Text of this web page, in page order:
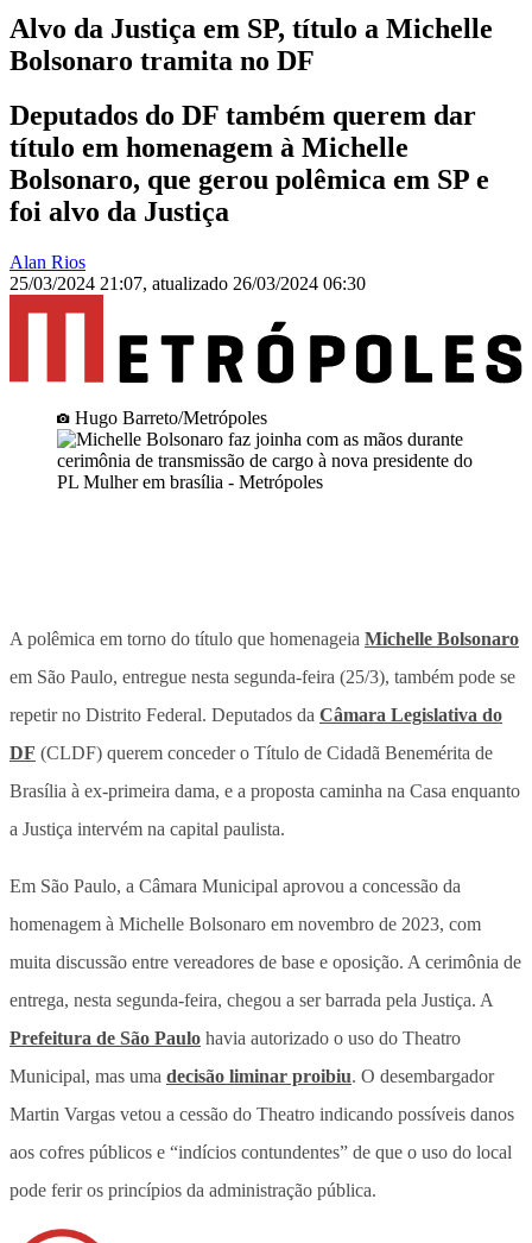
Alvo da Justiça em SP, título a Michelle
Bolsonaro tramita no DF
Deputados do DF também querem dar
título em homenagem à Michelle
Bolsonaro, que gerou polêmica em SP e
foi alvo da Justiça
Alan Rios
25/03/2024 21:07, atualizado 26/03/2024 06:30
Hugo Barreto/Metrópoles
A polêmica em torno do título que homenageia Michelle Bolsonaro
em São Paulo, entregue nesta segunda-feira (25/3), também pode se
repetir no Distrito Federal. Deputados da Câmara Legislativa do
DF (CLDF) querem conceder o Título de Cidadã Benemérita de
Brasília à ex-primeira dama, e a proposta caminha na Casa enquanto
a Justiça intervém na capital paulista.
Em São Paulo, a Câmara Municipal aprovou a concessão da
homenagem à Michelle Bolsonaro em novembro de 2023, com
muita discussão entre vereadores de base e oposição. A cerimônia de
entrega, nesta segunda-feira, chegou a ser barrada pela Justiça. A
Prefeitura de São Paulo havia autorizado o uso do Theatro
Municipal, mas uma decisão liminar proibiu. O desembargador
Martin Vargas vetou a cessão do Theatro indicando possíveis danos
aos cofres públicos e “indícios contundentes” de que o uso do local
pode ferir os princípios da administração pública.